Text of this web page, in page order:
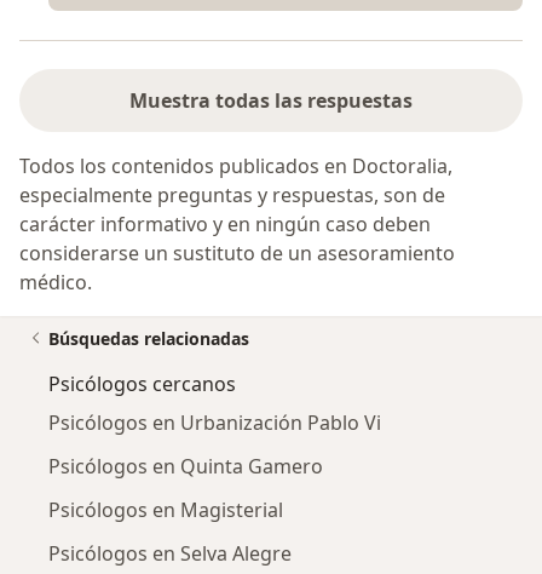
Muestra todas las respuestas
Todos los contenidos publicados en Doctoralia,
especialmente preguntas y respuestas, son de
carácter informativo y en ningún caso deben
considerarse un sustituto de un asesoramiento
médico.
Búsquedas relacionadas
Psicólogos cercanos
Psicólogos en Urbanización Pablo Vi
Psicólogos en Quinta Gamero
Psicólogos en Magisterial
Psicólogos en Selva Alegre